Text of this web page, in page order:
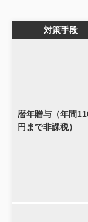
対策手段
暦年贈与（年間
円まで非課税）